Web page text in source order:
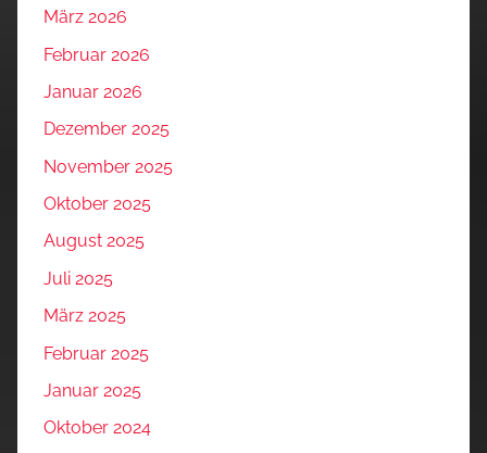
März 2026
Februar 2026
Januar 2026
Dezember 2025
November 2025
Oktober 2025
August 2025
Juli 2025
März 2025
Februar 2025
Januar 2025
Oktober 2024